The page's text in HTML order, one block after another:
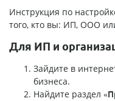
Инструкция по
того, кто вы: ИП, ООО
Для ИП и
Зайдите в
бизнеса.
Найдите раздел